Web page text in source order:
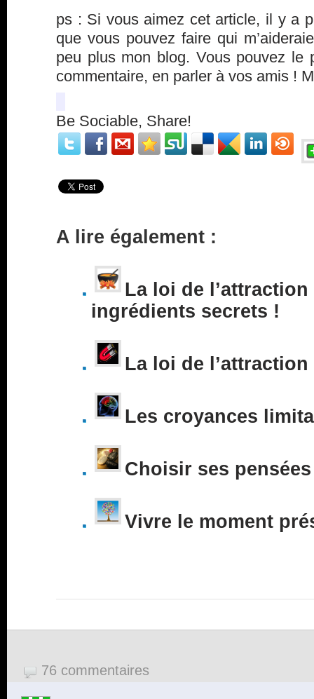
ps : Si vous aimez cet article, il y a
que vous pouvez faire qui
peu plus mon blog. Vous pouvez le
commentaire, en parler à vos amis !
Be Sociable, Share!
A lire également :
La loi de l’attraction
ingrédients secrets !
La loi de l’attraction
Les croyances
Choisir ses pensées
Vivre le moment
76 commentaires